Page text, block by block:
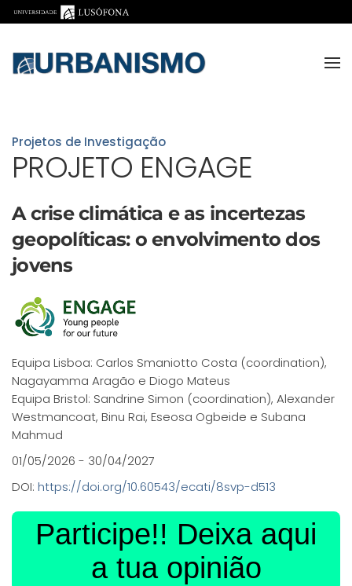
Projetos de Investigação
PROJETO ENGAGE
A crise climática e as incertezas
geopolíticas: o envolvimento dos
jovens
Equipa Lisboa: Carlos Smaniotto Costa (coordination),
Nagayamma Aragão e Diogo Mateus
Equipa Bristol: Sandrine Simon (coordination), Alexander
Westmancoat, Binu Rai, Eseosa Ogbeide e Subana
Mahmud
01/05/2026 - 30/04/2027
DOI: https://doi.org/10.60543/ecati/8svp-d513
Participe!! Deixa aqui
a tua opinião